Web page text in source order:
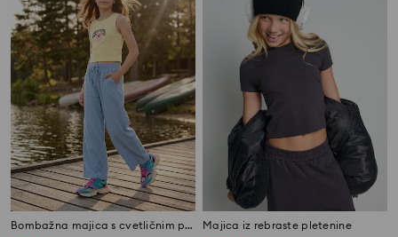
Bombažna majica s cvetličnim potiskom Majica iz rebraste pletenine